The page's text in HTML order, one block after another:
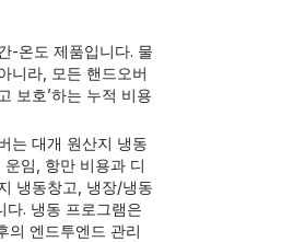
-온도 제품입니다. 물
니라, 모든 핸드오버
보호’하는 누적 비용
는 대개 원산지 냉동
임, 항만 비용과 디
냉동창고, 냉장/냉동
다. 냉동 프로그램은
의 엔드투엔드 관리